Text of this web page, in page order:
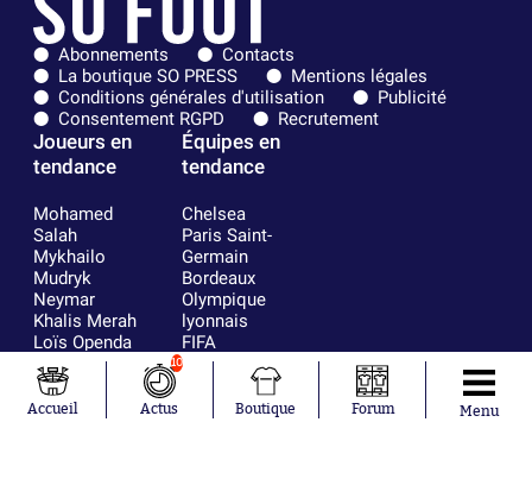
Abonnements
Contacts
La boutique SO PRESS
Mentions légales
Conditions générales d'utilisation
Publicité
Consentement RGPD
Recrutement
Joueurs en
tendance
Mohamed
Salah
Mykhailo
Mudryk
Neymar
Khalis Merah
Loïs Openda
Moussa
Niakhaté
Nicolás
Équipes en
tendance
Chelsea
Paris Saint-
Germain
Bordeaux
Olympique
lyonnais
FIFA
Real Madrid
RC Strasbourg
AC Milan
Accueil
10
Actus Boutique Forum Menu